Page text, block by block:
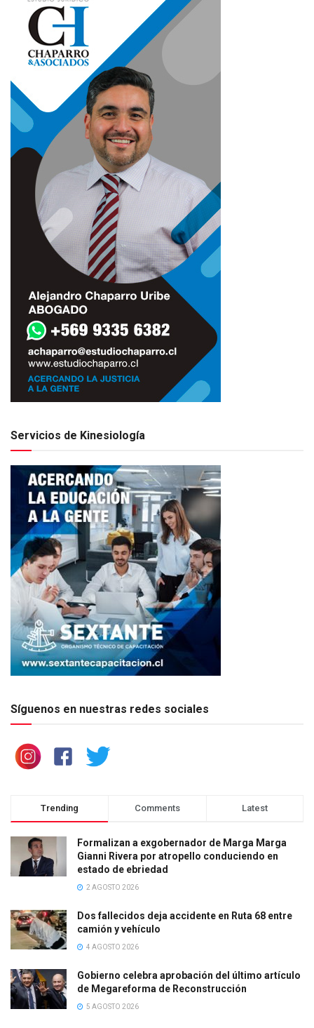
Servicios de Kinesiología
Síguenos en nuestras redes sociales
Trending Comments Latest
Formalizan a exgobernador de Marga Marga
Gianni Rivera por atropello conduciendo en
estado de ebriedad
2 AGOSTO 2026
Dos fallecidos deja accidente en Ruta 68 entre
camión y vehículo
4 AGOSTO 2026
Gobierno celebra aprobación del último artículo
de Megareforma de Reconstrucción
5 AGOSTO 2026